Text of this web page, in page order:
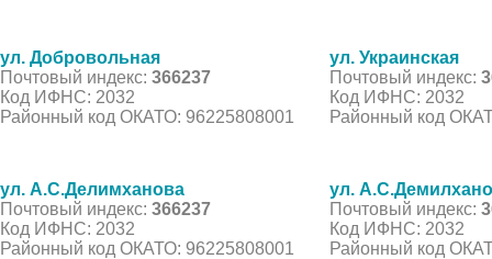
ул. Добровольная
Почтовый индекс: 366237
Код ИФНС: 2032
Районный код ОКАТО: 96225808001
ул. Украинская
Почтовый индекс:
Код ИФНС: 2032
Районный код
ул. А.С.Делимханова
Почтовый индекс: 366237
Код ИФНС: 2032
Районный код ОКАТО: 96225808001
ул.
Почтовый индекс:
Код ИФНС: 2032
Районный код